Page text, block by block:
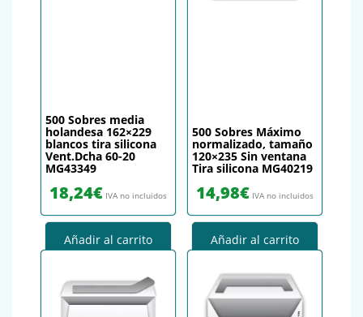
500 Sobres media
holandesa 162×229
blancos tira silicona
Vent.Dcha 60-20
MG43349
18,24€ IVA no incluidos
Añadir al carrito
500 Sobres Máximo
normalizado, tamaño
120×235 Sin ventana
Tira silicona MG40219
14,98€ IVA no incluidos
Añadir al carrito